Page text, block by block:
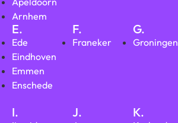
Arnhem
E.
Ede
Eindhoven
Emmen
Enschede
F.
Franeker
G.
Groningen
I. J. K.